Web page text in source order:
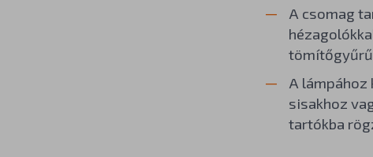
A csomag
A lámpához
sisakhoz
tartókba